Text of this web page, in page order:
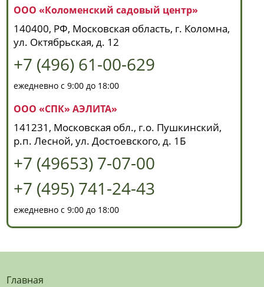
ООО «Коломенский садовый центр»
140400, РФ, Московская область, г. Коломна,
ул. Октябрьская, д. 12
+7 (496) 61-00-629
ежедневно с 9:00 до 18:00
ООО «СПК» АЭЛИТА»
141231, Московская обл., г.о. Пушкинский,
р.п. Лесной, ул. Достоевского, д. 1Б
+7 (49653) 7-07-00
+7 (495) 741-24-43
ежедневно с 9:00 до 18:00
Главная